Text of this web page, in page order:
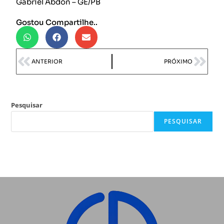
Gostou Compartilhe..
ANTERIOR PRÓXIMO
Pesquisar
PESQUISAR